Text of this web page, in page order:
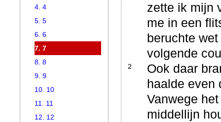
zette ik mijn
me in een
beruchte
volgende
2
Ook daar
haalde even
Vanwege
middellijn
4. 4
5. 5
6. 6
7. 7
8. 8
9. 9
10. 10
11. 11
12. 12